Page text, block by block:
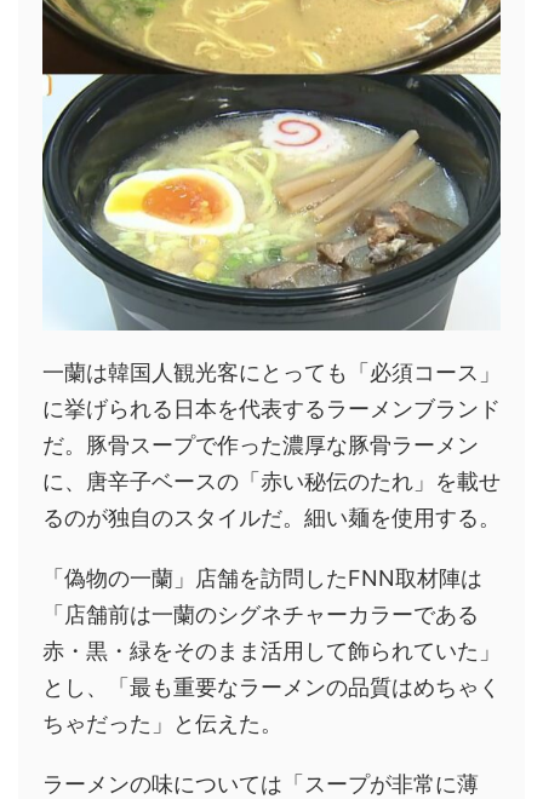
一蘭は韓国人観光客にとっても「必須コース」
に挙げられる日本を代表するラーメンブランド
だ。豚骨スープで作った濃厚な豚骨ラーメン
に、唐辛子ベースの「赤い秘伝のたれ」を載せ
るのが独自のスタイルだ。細い麺を使用する。
「偽物の一蘭」店舗を訪問したFNN取材陣は
「店舗前は一蘭のシグネチャーカラーである
赤・黒・緑をそのまま活用して飾られていた」
とし、「最も重要なラーメンの品質はめちゃく
ちゃだった」と伝えた。
ラーメンの味については「スープが非常に薄